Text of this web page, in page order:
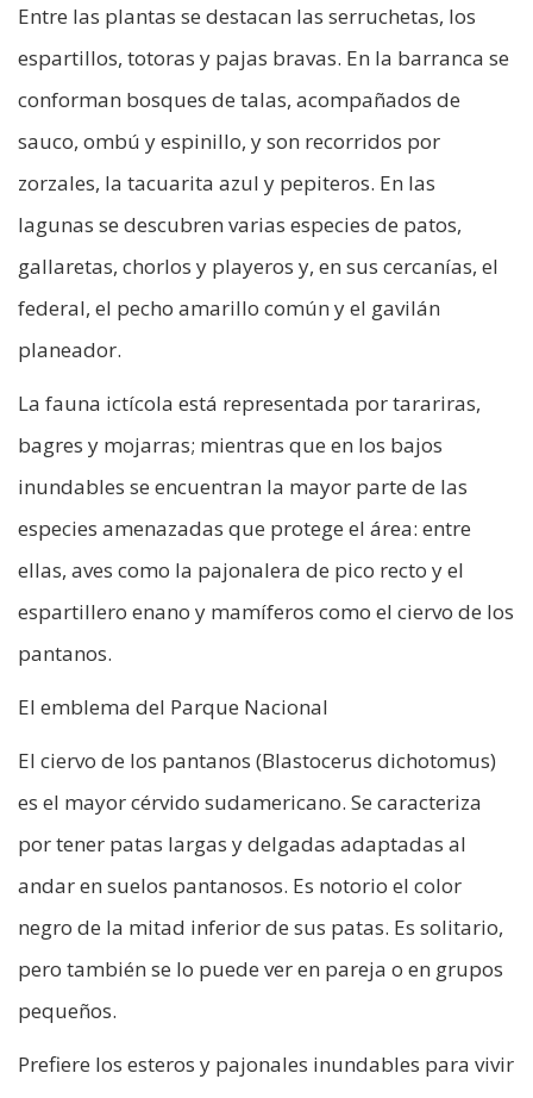
Entre las plantas se destacan las serruchetas, los
espartillos, totoras y pajas bravas. En la barranca se
conforman bosques de talas, acompañados de
sauco, ombú y espinillo, y son recorridos por
zorzales, la tacuarita azul y pepiteros. En las
lagunas se descubren varias especies de patos,
gallaretas, chorlos y playeros y, en sus cercanías, el
federal, el pecho amarillo común y el gavilán
planeador.
La fauna ictícola está representada por tarariras,
bagres y mojarras; mientras que en los bajos
inundables se encuentran la mayor parte de las
especies amenazadas que protege el área: entre
ellas, aves como la pajonalera de pico recto y el
espartillero enano y mamíferos como el ciervo de los
pantanos.
El emblema del Parque Nacional
El ciervo de los pantanos (Blastocerus dichotomus)
es el mayor cérvido sudamericano. Se caracteriza
por tener patas largas y delgadas adaptadas al
andar en suelos pantanosos. Es notorio el color
negro de la mitad inferior de sus patas. Es solitario,
pero también se lo puede ver en pareja o en grupos
pequeños.
Prefiere los esteros y pajonales inundables para vivir